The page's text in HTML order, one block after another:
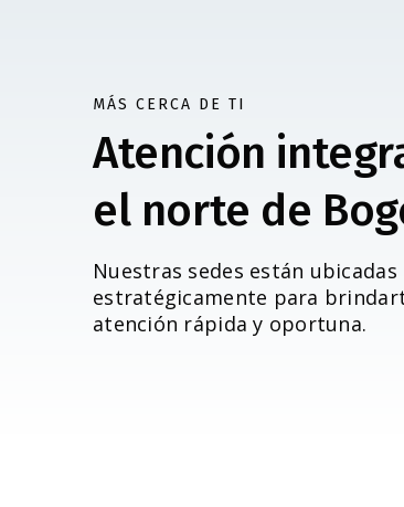
MÁS CERCA DE TI
Atención
el norte de
Nuestras sedes están ubicadas
estratégicamente para
atención rápida y oportuna.